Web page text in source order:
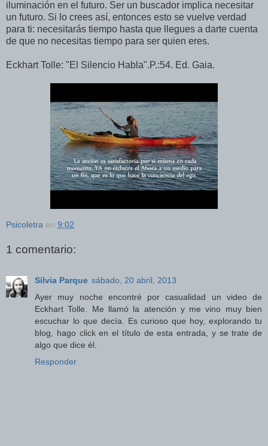
iluminación en el futuro. Ser un buscador implica necesitar
un futuro. Si lo crees así, entonces esto se vuelve verdad
para ti: necesitarás tiempo hasta que llegues a darte cuenta
de que no necesitas tiempo para ser quien eres.
Eckhart Tolle: "El Silencio Habla".P.:54. Ed. Gaia.
Psicoletra en 9:02
1 comentario:
Silvia Parque sábado, 20 abril, 2013
Ayer muy noche encontré por casualidad un video de
Eckhart Tolle. Me llamó la atención y me vino muy bien
escuchar lo que decía. Es curioso que hoy, explorando tu
blog, hago click en el título de esta entrada, y se trate de
algo que dice él.
Responder